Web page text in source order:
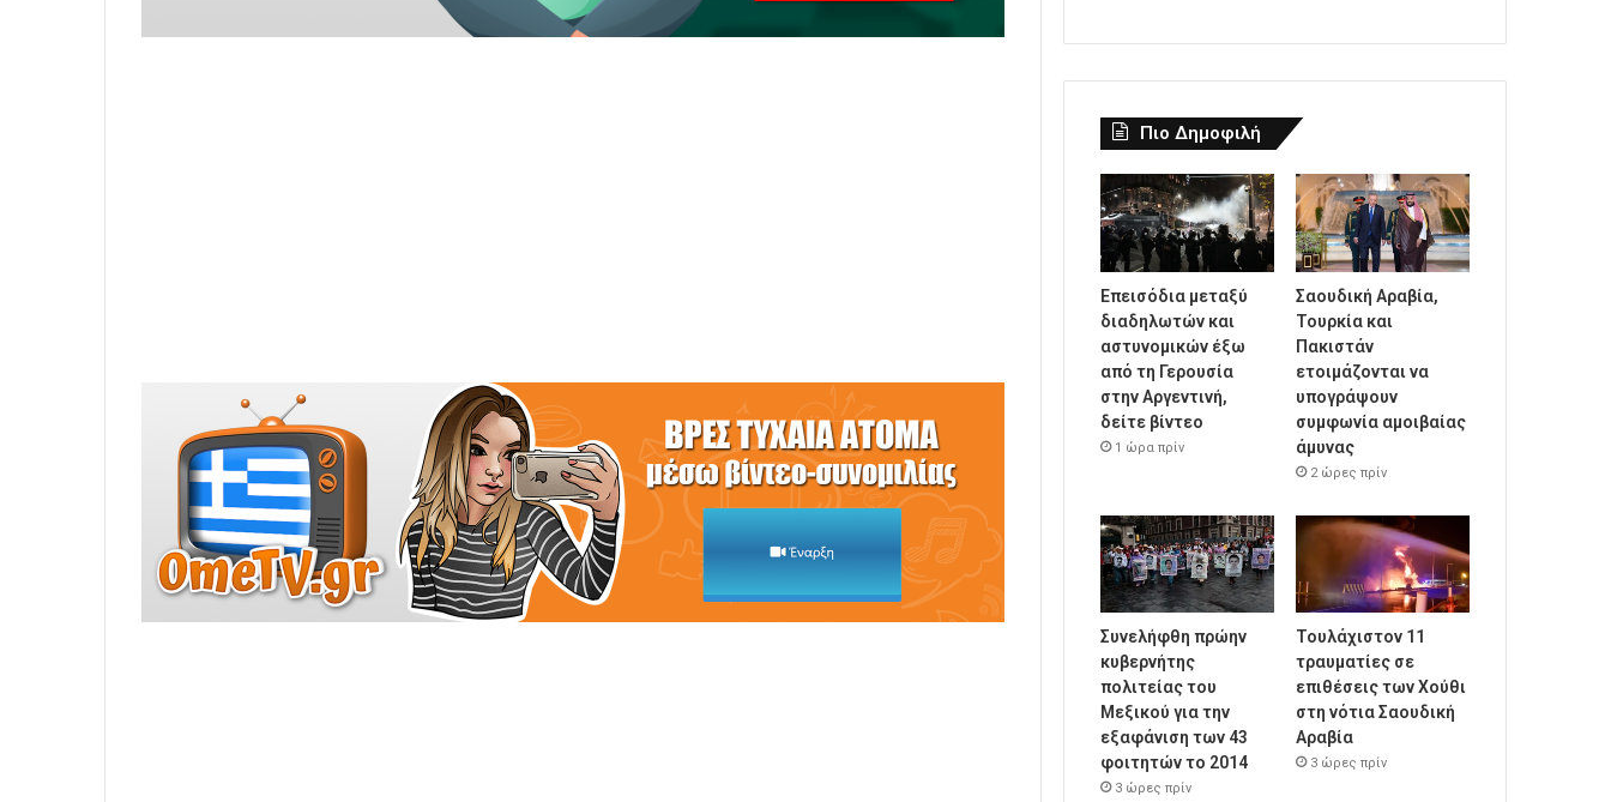
Πιο Δημοφιλή
Επεισόδια μεταξύ
διαδηλωτών και
αστυνομικών έξω
από τη Γερουσία
στην Αργεντινή,
δείτε βίντεο
1 ώρα πρίν
Σαουδική Αραβία,
Τουρκία και
Πακιστάν
ετοιμάζονται να
υπογράψουν
συμφωνία αμοιβαίας
άμυνας
2 ώρες πρίν
Συνελήφθη πρώην
κυβερνήτης
πολιτείας του
Μεξικού για την
εξαφάνιση των 43
φοιτητών το 2014
3 ώρες πρίν
Τουλάχιστον 11
τραυματίες σε
επιθέσεις των Χούθι
στη νότια Σαουδική
Αραβία
3 ώρες πρίν